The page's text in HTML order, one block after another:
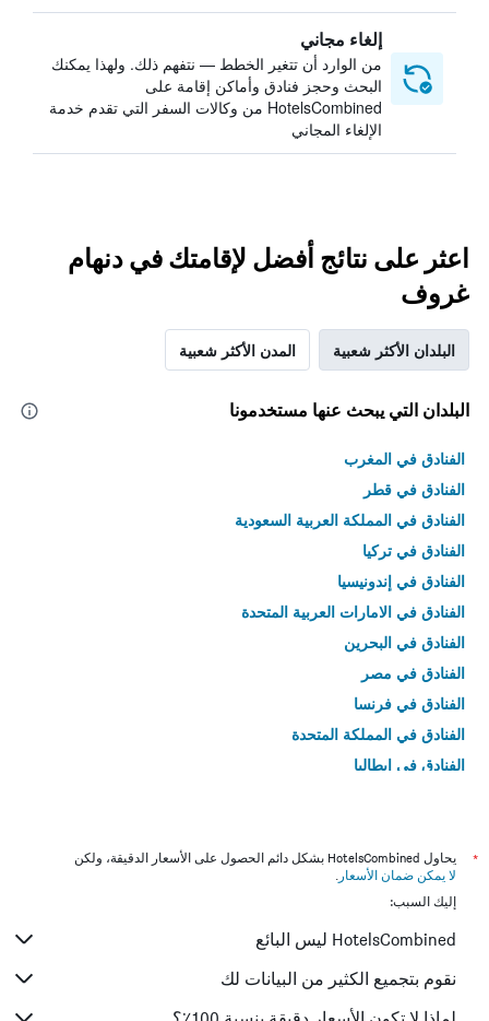
إلغاء مجاني
من الوارد أن تتغير الخطط — نتفهم ذلك. ولهذا يمكنك
البحث وحجز فنادق وأماكن إقامة على
HotelsCombined من وكالات السفر التي تقدم خدمة
الإلغاء المجاني
اعثر على نتائج أفضل لإقامتك في دنهام
غروف
البلدان الأكثر شعبية المدن الأكثر شعبية
البلدان التي يبحث عنها مستخدمونا
الفنادق في المغرب
الفنادق في قطر
الفنادق في المملكة العربية السعودية
الفنادق في تركيا
الفنادق في إندونيسيا
الفنادق في الامارات العربية المتحدة
الفنادق في البحرين
الفنادق في مصر
الفنادق في فرنسا
الفنادق في المملكة المتحدة
الفنادق في إيطاليا
*
يحاول HotelsCombined بشكل دائم الحصول على الأسعار الدقيقة، ولكن
لا يمكن ضمان الأسعار .
إليك السبب:
HotelsCombined ليس البائع
نقوم بتجميع الكثير من البيانات لك